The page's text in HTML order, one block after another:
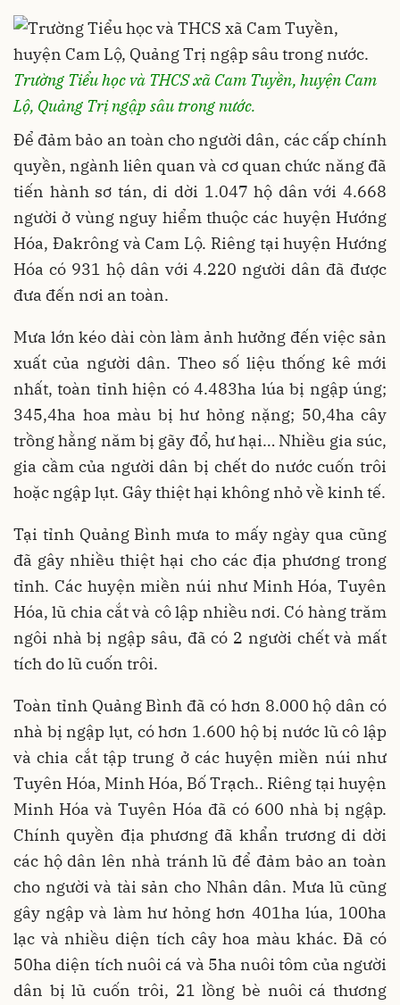
Trường Tiểu học và THCS xã Cam Tuyền, huyện Cam
Lộ, Quảng Trị ngập sâu trong nước.
Để đảm bảo an toàn cho người dân, các cấp chính
quyền, ngành liên quan và cơ quan chức năng đã
tiến hành sơ tán, di dời 1.047 hộ dân với 4.668
người ở vùng nguy hiểm thuộc các huyện Hướng
Hóa, Đakrông và Cam Lộ. Riêng tại huyện Hướng
Hóa có 931 hộ dân với 4.220 người dân đã được
đưa đến nơi an toàn.
Mưa lớn kéo dài còn làm ảnh hưởng đến việc sản
xuất của người dân. Theo số liệu thống kê mới
nhất, toàn tỉnh hiện có 4.483ha lúa bị ngập úng;
345,4ha hoa màu bị hư hỏng nặng; 50,4ha cây
trồng hằng năm bị gãy đổ, hư hại… Nhiều gia súc,
gia cầm của người dân bị chết do nước cuốn trôi
hoặc ngập lụt. Gây thiệt hại không nhỏ về kinh tế.
Tại tỉnh Quảng Bình mưa to mấy ngày qua cũng
đã gây nhiều thiệt hại cho các địa phương trong
tỉnh. Các huyện miền núi như Minh Hóa, Tuyên
Hóa, lũ chia cắt và cô lập nhiều nơi. Có hàng trăm
ngôi nhà bị ngập sâu, đã có 2 người chết và mất
tích do lũ cuốn trôi.
Toàn tỉnh Quảng Bình đã có hơn 8.000 hộ dân có
nhà bị ngập lụt, có hơn 1.600 hộ bị nước lũ cô lập
và chia cắt tập trung ở các huyện miền núi như
Tuyên Hóa, Minh Hóa, Bố Trạch.. Riêng tại huyện
Minh Hóa và Tuyên Hóa đã có 600 nhà bị ngập.
Chính quyền địa phương đã khẩn trương di dời
các hộ dân lên nhà tránh lũ để đảm bảo an toàn
cho người và tài sản cho Nhân dân. Mưa lũ cũng
gây ngập và làm hư hỏng hơn 401ha lúa, 100ha
lạc và nhiều diện tích cây hoa màu khác. Đã có
50ha diện tích nuôi cá và 5ha nuôi tôm của người
dân bị lũ cuốn trôi, 21 lồng bè nuôi cá thương